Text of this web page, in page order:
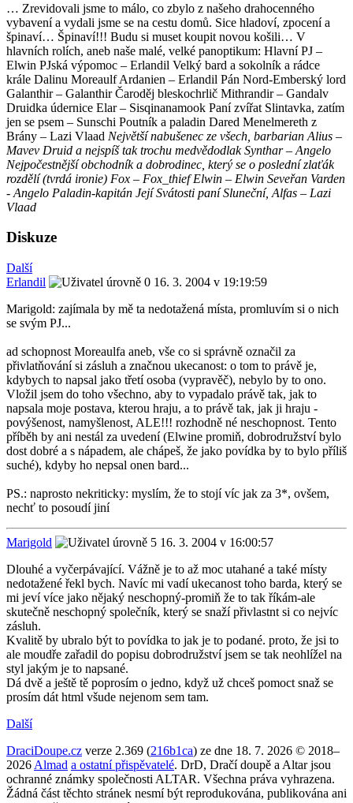
… Zrevidovali jsme to málo, co zbylo z našeho drahocenného
vybavení a vydali jsme se na cestu domů. Sice hladoví, zpocení a
špinaví… Špinaví!!! Budu si muset koupit novou košili… V
hlavních rolích, aneb naše malé, velké panoptikum: Hlavní PJ –
Elwin PJská výpomoc – Erlandil Velký bard a sokolník a rádce
krále Dalinu Moreaulf Ardanien – Erlandil Pán Nord-Emberský lord
Galanthir – Galanthir Čaroděj bleskochrlič Mithrandir – Gandalv
Druidka údernice Elar – Sisqinanamook Paní zvířat Slintavka, zatím
jen se psem – Sunschi Poutník a paladin Dared Menelmereth z
Brány – Lazi Vlaad Největší nabušenec ze všech, barbarian Alius –
Mavev Druid a nejspíš tak trochu medvědodlak Synthar – Angelo
Nejpočestnější obchodník a dobrodinec, který se o poslední zlaťák
rozdělí (tvrdá ironie) Fox – Fox_thief Elwin – Elwin Seveřan Varden
- Angelo Paladin-kapitán Její Svátosti paní Sluneční, Alfas – Lazi
Vlaad
Diskuze
Další
Erlandil
16. 3. 2004 v 19:19:59
Marigold: zajímala by mě ta nedotažená místa, promluvím si o nich
se svým PJ...
ad schopnost Moreaulfa aneb, vše co si správně označil za
přivlatňování si zásluh a značnou ukecanost: o tom to právě je,
kdybych to napsal jako třetí osoba (vypravěč), nebylo by to ono.
Vložil jsem do toho všechno, aby to vypadalo právě tak, jak to
napsala moje postava, kterou hraju, a to právě tak, jak ji hraju -
povýšenost, namyšlenost, ALE!!! rozhodně né neschopnost. Tento
příběh by ani nestál za uvedení (Elwine promiň, dobrodružství bylo
dost dobré a s nápadem, ale chápeš, že jako povídka by to bylo příliš
suché), kdyby ho nepsal onen bard...
PS.: naprosto nekriticky: myslím, že to stojí víc jak za 3*, ovšem,
nechť to posoudí jiní
Marigold
16. 3. 2004 v 16:00:57
Dlouhé a vyčerpávající. Vážně je to až moc utahané a také místy
nedotažené řekl bych. Navíc mi vadí ukecanost toho barda, který se
mi jeví více jako nějaký neschopný-promiň že to tak říkám-ale
skutečně neschopný společník, který se snaží přivlastnt si co nejvíc
zásluh.
Kvalitě by ubralo být to povídka to jak je to podané. proto, že jsi to
ale moudře zařadil do popisu dobrodružství jsem se tak neohlížel na
styl jakým je to napsané.
Dá dvě a ještě tě poprosím o jedno, když už chceš pomoct snaž se
prosím dát html všude nejenom sem tam.
Další
DraciDoupe.cz verze 2.369 (216b1ca) ze dne 18. 7. 2026 © 2018–
2026 Almad a ostatní přispěvatelé. DrD, Dračí doupě a Altar jsou
ochranné známky společnosti ALTAR. Všechna práva vyhrazena.
Žádná část těchto stránek nesmí být reprodukována, publikována ani